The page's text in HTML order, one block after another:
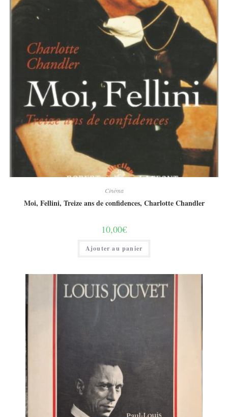
Cinéma
Moi, Fellini, Treize ans de confidences, Charlotte Chandler
10,00€
Ajouter au panier